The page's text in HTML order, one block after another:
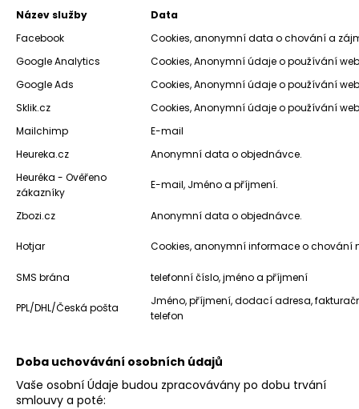
Název služby
Data
Facebook
Cookies, anonymní data o chování a
Google Analytics
Cookies, Anonymní údaje o používání
Google Ads
Cookies, Anonymní údaje o používání
Sklik.cz
Cookies, Anonymní údaje o používání
Mailchimp
E-mail
Heureka.cz
Anonymní data o objednávce.
Heuréka - Ověřeno
zákazníky
E-mail, Jméno a příjmení.
Zbozi.cz Anonymní data o objednávce.
Hotjar Cookies, anonymní informace o chování
SMS brána telefonní číslo, jméno a příjmení
PPL/DHL/Česká pošta
Jméno, příjmení, dodací adresa,
telefon
Doba uchovávání osobních údajů
Vaše osobní Údaje budou zpracovávány po dobu trvání
smlouvy a poté: